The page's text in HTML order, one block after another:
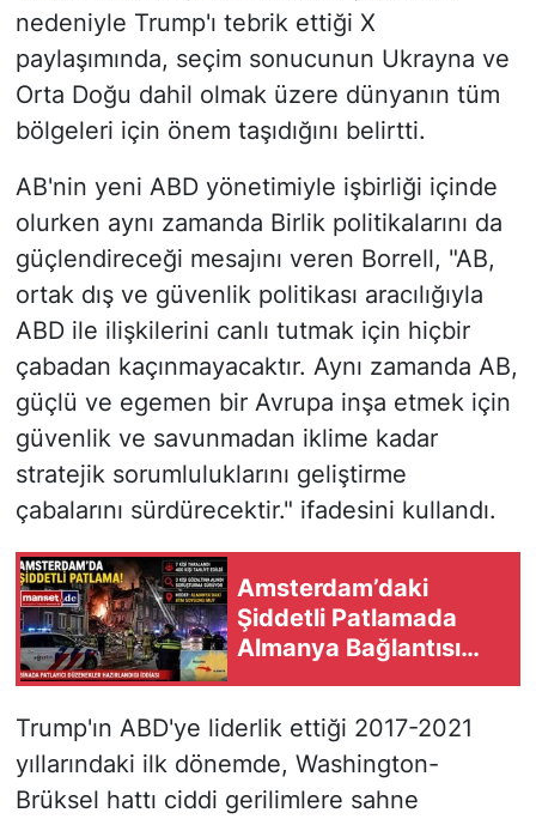
nedeniyle Trump'ı tebrik ettiği X
paylaşımında, seçim sonucunun Ukrayna ve
Orta Doğu dahil olmak üzere dünyanın tüm
bölgeleri için önem taşıdığını belirtti.
AB'nin yeni ABD yönetimiyle işbirliği içinde
olurken aynı zamanda Birlik politikalarını da
güçlendireceği mesajını veren Borrell, "AB,
ortak dış ve güvenlik politikası aracılığıyla
ABD ile ilişkilerini canlı tutmak için hiçbir
çabadan kaçınmayacaktır. Aynı zamanda AB,
güçlü ve egemen bir Avrupa inşa etmek için
güvenlik ve savunmadan iklime kadar
stratejik sorumluluklarını geliştirme
çabalarını sürdürecektir." ifadesini kullandı.
Amsterdam’daki
Şiddetli Patlamada
Almanya Bağlantısı
Trump'ın ABD'ye liderlik ettiği 2017-2021
yıllarındaki ilk dönemde, Washington-
Brüksel hattı ciddi gerilimlere sahne